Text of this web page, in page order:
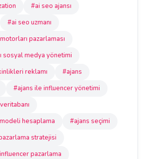
#ai seo ajansı
#ai seo uzmanı
pazarlaması
sosyal medya yönetimi
reklamı
#ajans
#ajans ile influencer yönetimi
hesaplama
#ajans seçimi
stratejisi
pazarlama